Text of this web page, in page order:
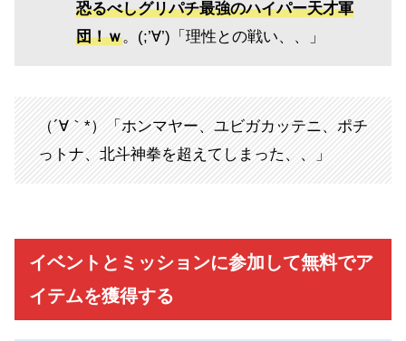
恐るべしグリパチ最強のハイパー天才軍
団！ｗ。(;’∀’)「理性との戦い、、」
（´∀｀*）「ホンマヤー、ユビガカッテニ、ポチ
っトナ、北斗神拳を超えてしまった、、」
イベントとミッションに参加して無料でア
イテムを獲得する